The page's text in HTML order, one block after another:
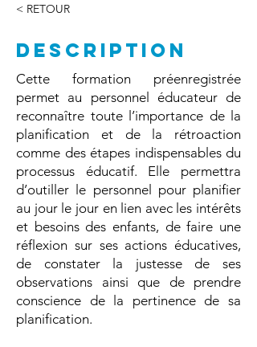
< RETOUR
DESCRIPTION
Cette formation préenregistrée
permet au personnel éducateur de
reconnaître toute l’importance de la
planification et de la rétroaction
comme des étapes indispensables du
processus éducatif. Elle permettra
d’outiller le personnel pour planifier
au jour le jour en lien avec les intérêts
et besoins des enfants, de faire une
réflexion sur ses actions éducatives,
de constater la justesse de ses
observations ainsi que de prendre
conscience de la pertinence de sa
planification.